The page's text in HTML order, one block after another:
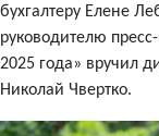
бухгалтеру Елене
руководителю
2025 года» вручил
Николай Чвертко.